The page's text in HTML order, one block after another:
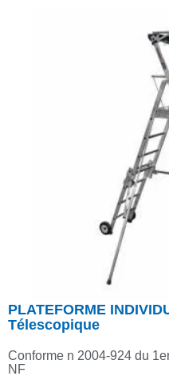
PLATEFORME
Télescopique
Conforme n 2004-924 du
NF